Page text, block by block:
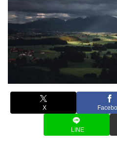
X
LINE